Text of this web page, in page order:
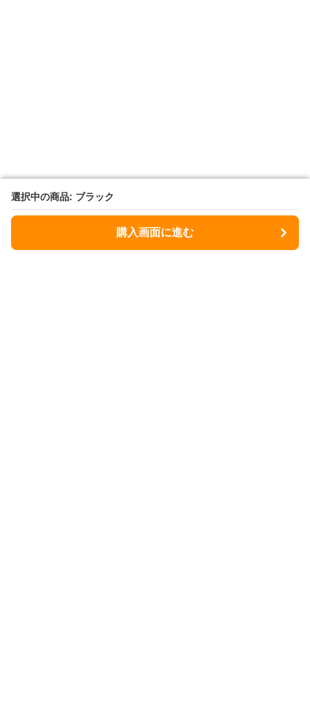
選択中の商品: ブラック
購入画面に進む
選択中の商品: ブラック
購入画面に進む